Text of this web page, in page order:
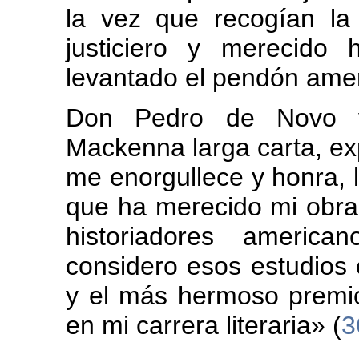
la vez que recogían
justiciero y merecido
levantado el pendón
Don Pedro de Novo
Mackenna larga carta,
me enorgullece y
que ha merecido mi
historiadores
considero esos
y el más hermoso
en mi carrera literaria» (